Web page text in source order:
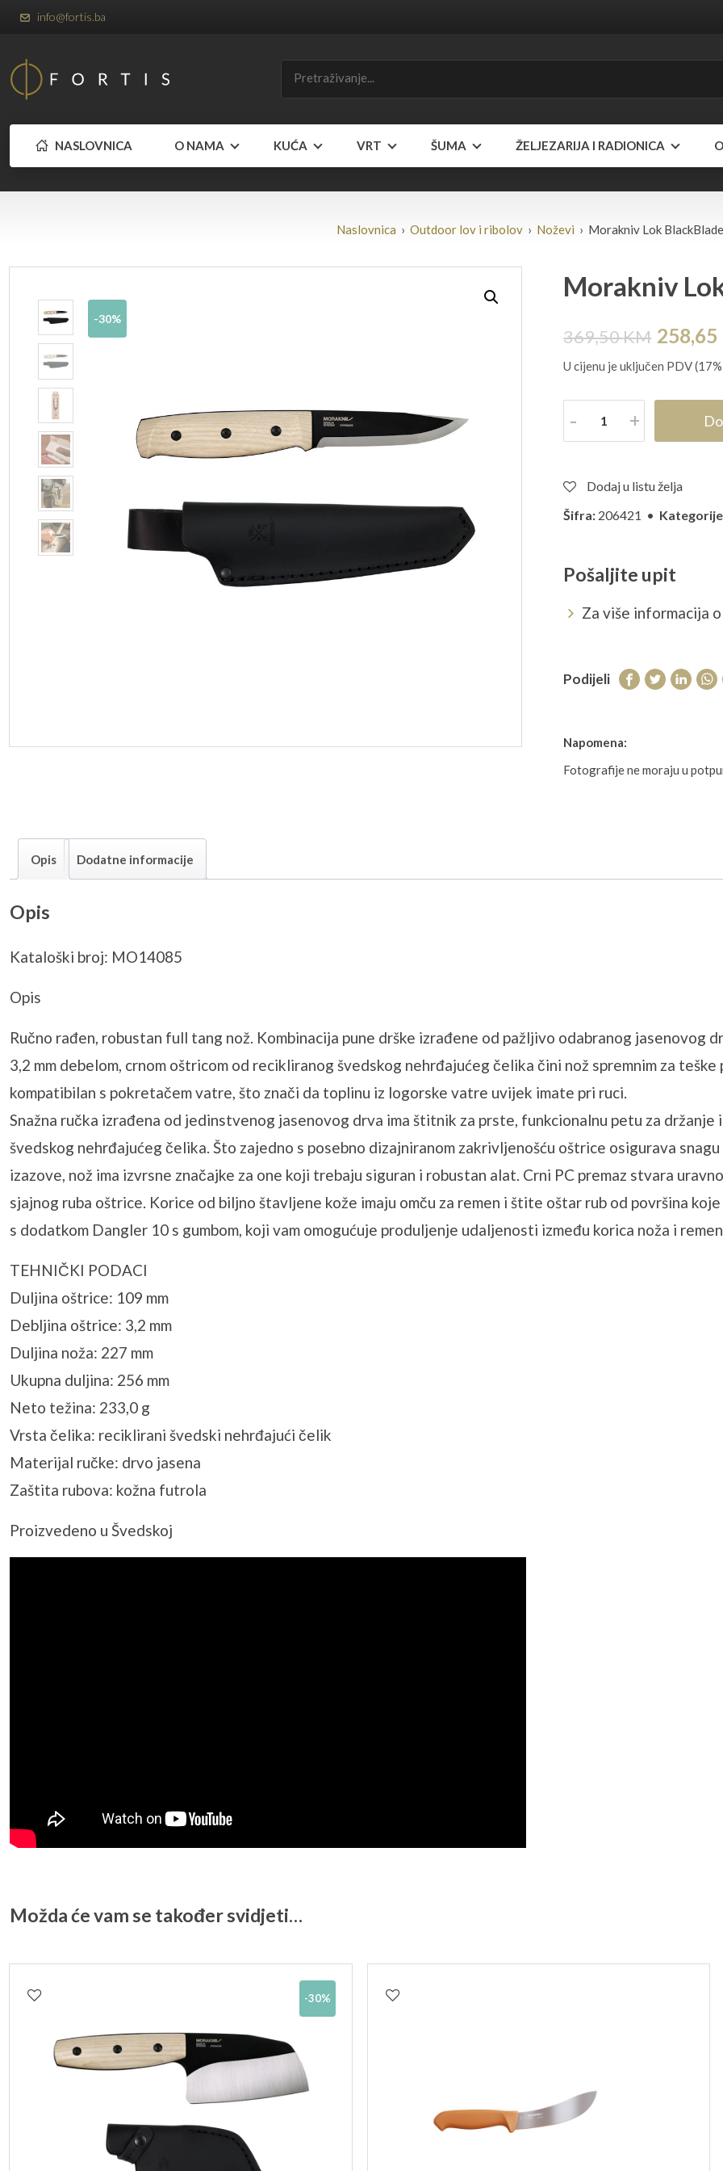
info@fortis.ba
NASLOVNICA O NAMA KUĆA VRT ŠUMA ŽELJEZARIJA I RADIONICA
Naslovnica › Outdoor lov i ribolov › Noževi › Morakniv Lok
-30%
Morakniv
369,50KM
cijena
369,50
258,65
U cijenu je uključen PDV
Količina
Dodaj u listu želja
Šifra: 206421 •
Pošaljite upit
Za više informacija
Podijeli
Napomena:
Fotografije ne moraju u
Opis Dodatne informacije
Opis
Kataloški broj: MO14085
Opis
Ručno rađen, robustan full tang nož. Kombinacija pune drške izrađene od pažljivo odabranog jasenovog
3,2 mm debelom, crnom oštricom od recikliranog švedskog nehrđajućeg čelika čini nož spremnim za
kompatibilan s pokretačem vatre, što znači da toplinu iz logorske vatre uvijek imate pri ruci.
Snažna ručka izrađena od jedinstvenog jasenovog drva ima štitnik za prste, funkcionalnu petu za
švedskog nehrđajućeg čelika. Što zajedno s posebno dizajniranom zakrivljenošću oštrice osigurava
izazove, nož ima izvrsne značajke za one koji trebaju siguran i robustan alat. Crni PC premaz stvara
sjajnog ruba oštrice. Korice od biljno štavljene kože imaju omču za remen i štite oštar rub od površina
s dodatkom Dangler 10 s gumbom, koji vam omogućuje produljenje udaljenosti između korica noža i
TEHNIČKI PODACI
Duljina oštrice: 109 mm
Debljina oštrice: 3,2 mm
Duljina noža: 227 mm
Ukupna duljina: 256 mm
Neto težina: 233,0 g
Vrsta čelika: reciklirani švedski nehrđajući čelik
Materijal ručke: drvo jasena
Zaštita rubova: kožna futrola
Proizvedeno u Švedskoj
Možda će vam se također svidjeti…
-30%